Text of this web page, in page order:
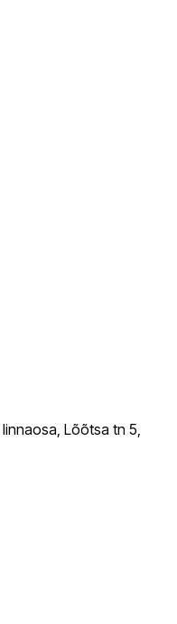
Lõõtsa tn 5,